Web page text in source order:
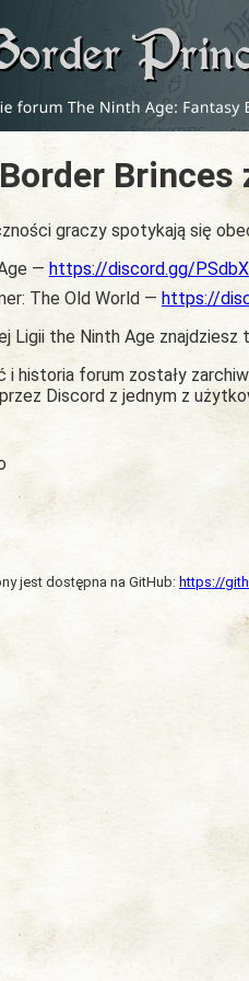
Brinces
graczy spotykają się
— https://discord.gg/
The Old World — https://
Ligii the Ninth Age znajdziesz
i historia forum zostały
Discord z jednym z
jest dostępna na GitHub: https://